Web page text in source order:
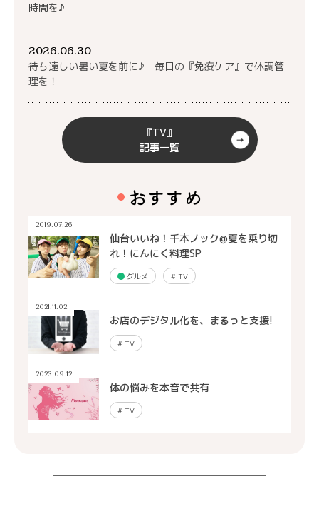
時間を♪
2026.06.30
待ち遠しい暑い夏を前に♪ 毎日の『免疫ケア』で体調管
理を！
『TV』
記事一覧
おすすめ
2019.07.26
仙台いいね！千本ノック@夏を乗り切
れ！にんにく料理SP
グルメ #TV
2021.11.02
お店のデジタル化を、まるっと支援!
#TV
2023.09.12
体の悩みを本音で共有
#TV